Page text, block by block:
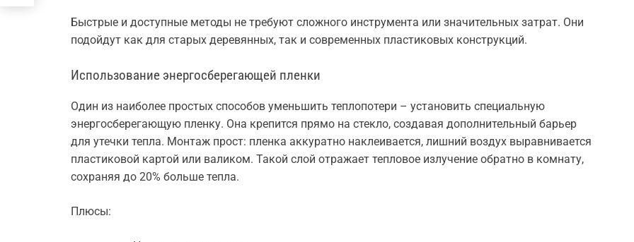
Быстрые и доступные методы не требуют сложного инструмента или значительных затрат. Они
подойдут как для старых деревянных, так и современных пластиковых конструкций.
Использование энергосберегающей пленки
Один из наиболее простых способов уменьшить теплопотери – установить специальную
энергосберегающую пленку. Она крепится прямо на стекло, создавая дополнительный барьер
для утечки тепла. Монтаж прост: пленка аккуратно наклеивается, лишний воздух выравнивается
пластиковой картой или валиком. Такой слой отражает тепловое излучение обратно в комнату,
сохраняя до 20% больше тепла.
Плюсы: